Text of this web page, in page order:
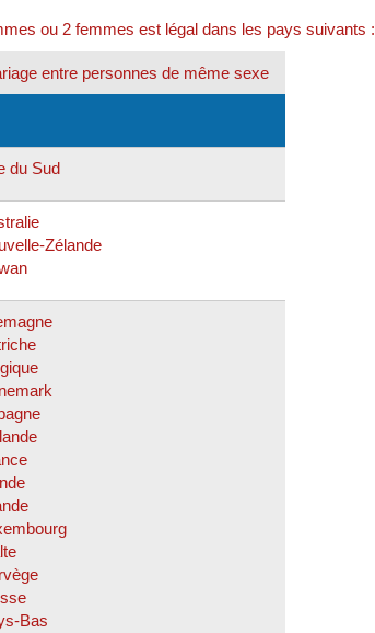
ou 2 femmes est légal dans les pays suivants :
entre personnes de même sexe
du Sud
Zélande
Bas